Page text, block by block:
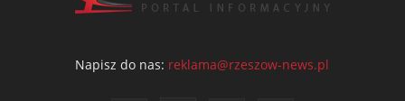
Napisz do nas: reklama@rzeszow-news.pl